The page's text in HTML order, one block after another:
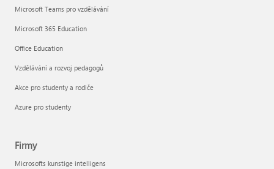
Microsoft Teams pro vzdělávání
Microsoft 365 Education
Office Education
Vzdělávání a rozvoj pedagogů
Akce pro studenty a rodiče
Azure pro studenty
Firmy
Microsofts kunstige intelligens